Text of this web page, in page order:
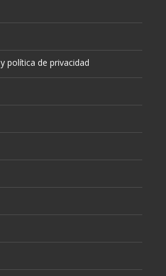
política de privacidad